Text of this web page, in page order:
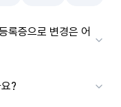
록증으로 변경은 어
?